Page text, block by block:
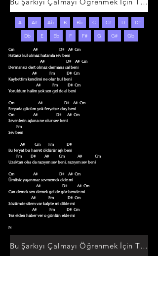
A A# Ab B Bb C C# D D#
Db E Eb F F# G G# Gb
Cm                   A#                      D#    A#  Cm
Hatasız kul olmaz hatamla sev beni
Dermansız dert olmaz dermana sal beni
Kaybettim kendimi ne olur bul beni
Yoruldum halim yok sen gel de al beni
Cm                        A#                      D#    A#  Cm
Feryada gücüm yok feryatsız duy beni
Cm                   A#                   D#      A#  Cm
Sevenlerin aşkına ne olur sev beni
Sev beni
Bu feryat bu hasret öldürür aşk beni
Uzaktan olsa da razıyım sev beni, razıyım sev beni
Cm                   A#                      D#    A#  Cm
Ümitsiz yaşanmaz sevmemek elde mi
Can demek sen demek gel de gör bende mi
Sözümde sitem var kalpte mi dilde mi
Tez elden haber ver o gönlün elde mi
N
Bu Şarkıyı Çalmayı Öğrenmek İçin Tıklayın